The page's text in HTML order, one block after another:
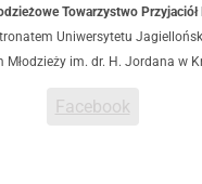
Towarzystwo Przyjaciół
Uniwersytetu
Młodzieży im. dr. H. Jordana w
Facebook